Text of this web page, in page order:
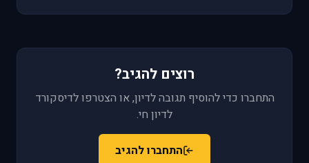
רוצים להגיב?
התחברו כדי להוסיף תגובה לדיון, או הצטרפו לדיסקורד
לדיון חי.
התחברו להגיב